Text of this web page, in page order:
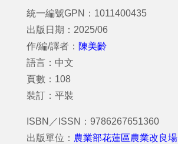
統一編號GPN：1011400435
出版日期：2025/06
作/編/譯者： 陳美齡
語言：中文
頁數：108
裝訂：平裝
ISBN／ISSN：9786267651360
出版單位： 農業部花蓮區農業改良場